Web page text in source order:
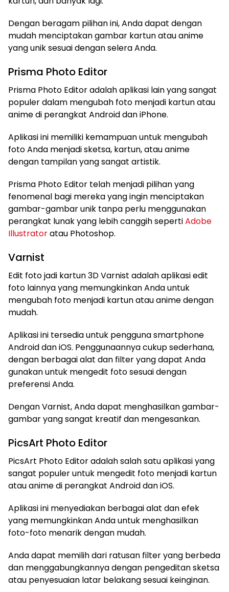
Dengan beragam pilihan ini, Anda dapat dengan
mudah menciptakan gambar kartun atau anime
yang unik sesuai dengan selera Anda.
Prisma Photo Editor
Prisma Photo Editor adalah aplikasi lain yang sangat
populer dalam mengubah foto menjadi kartun atau
anime di perangkat Android dan iPhone.
Aplikasi ini memiliki kemampuan untuk mengubah
foto Anda menjadi sketsa, kartun, atau anime
dengan tampilan yang sangat artistik.
Prisma Photo Editor telah menjadi pilihan yang
fenomenal bagi mereka yang ingin menciptakan
gambar-gambar unik tanpa perlu menggunakan
perangkat lunak yang lebih canggih sepertiAdobe
Illustratoratau Photoshop.
Varnist
Edit foto jadi kartun 3D Varnist adalah aplikasi edit
foto lainnya yang memungkinkan Anda untuk
mengubah foto menjadi kartun atau anime dengan
mudah.
Aplikasi ini tersedia untuk pengguna smartphone
Android dan iOS. Penggunaannya cukup sederhana,
dengan berbagai alat dan filter yang dapat Anda
gunakan untuk mengedit foto sesuai dengan
preferensi Anda.
Dengan Varnist, Anda dapat menghasilkan gambar-
gambar yang sangat kreatif dan mengesankan.
PicsArt Photo Editor
PicsArt Photo Editor adalah salah satu aplikasi yang
sangat populer untuk mengedit foto menjadi kartun
atau anime di perangkat Android dan iOS.
Aplikasi ini menyediakan berbagai alat dan efek
yang memungkinkan Anda untuk menghasilkan
foto-foto menarik dengan mudah.
Anda dapat memilih dari ratusan filter yang berbeda
dan menggabungkannya dengan pengeditan sketsa
atau penyesuaian latar belakang sesuai keinginan.